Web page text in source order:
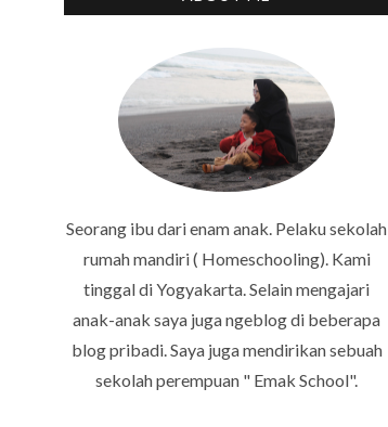
Seorang ibu dari enam anak. Pelaku sekolah
rumah mandiri ( Homeschooling). Kami
tinggal di Yogyakarta. Selain mengajari
anak-anak saya juga ngeblog di beberapa
blog pribadi. Saya juga mendirikan sebuah
sekolah perempuan " Emak School".